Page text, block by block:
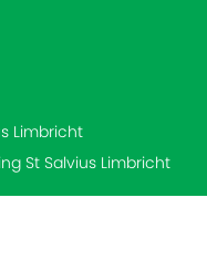
Limbricht
St Salvius Limbricht